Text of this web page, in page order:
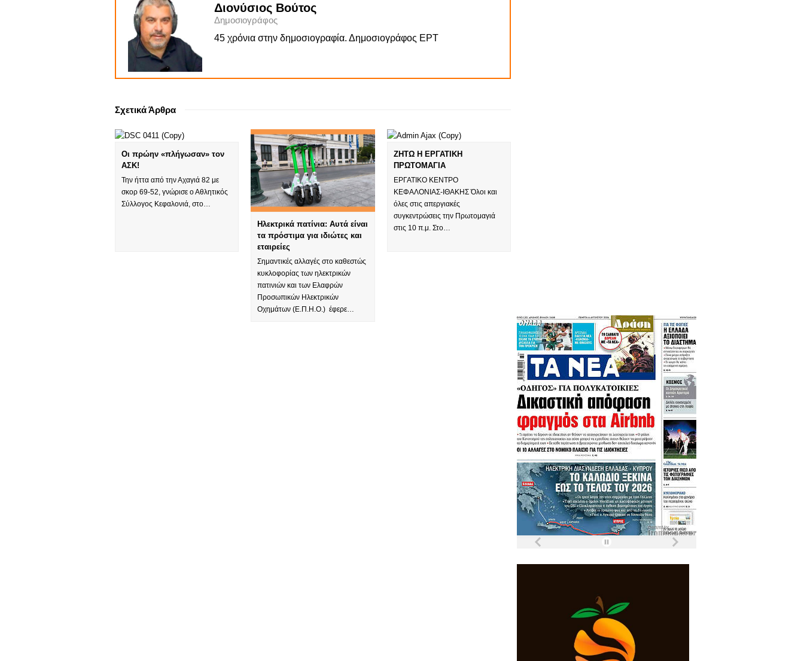
Διονύσιος Βούτος
Δημοσιογράφος
45 χρόνια στην δημοσιογραφία. Δημοσιογράφος ΕΡΤ
Σχετικά Άρθρα
Οι πρώην «πλήγωσαν» τον
ΑΣΚ!
Την ήττα από την Αχαγιά 82 με
σκορ 69-52, γνώρισε ο Αθλητικός
Σύλλογος Κεφαλονιά, στο…
Ηλεκτρικά πατίνια: Αυτά είναι
τα πρόστιμα για ιδιώτες και
εταιρείες
Σημαντικές αλλαγές στο καθεστώς
κυκλοφορίας των ηλεκτρικών
πατινιών και των Ελαφρών
Προσωπικών Ηλεκτρικών
Οχημάτων (Ε.Π.Η.Ο.) έφερε…
ΖΗΤΩ Η ΕΡΓΑΤΙΚΗ
ΠΡΩΤΟΜΑΓΙΑ
ΕΡΓΑΤΙΚΟ ΚΕΝΤΡΟ
ΚΕΦΑΛΟΝΙΑΣ-ΙΘΑΚΗΣ Όλοι και
όλες στις απεργιακές
συγκεντρώσεις την Πρωτομαγιά
στις 10 π.μ. Στο…